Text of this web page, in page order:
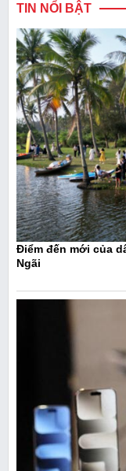
TIN NỔI BẬT
Điểm đến mới của
Ngãi